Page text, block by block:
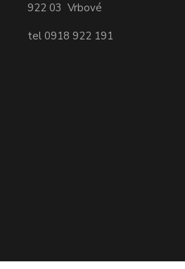
922 03 Vrbové
tel 0918 922 191